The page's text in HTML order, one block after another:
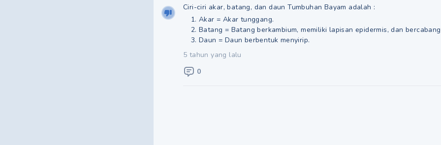
Ciri-ciri akar, batang, dan daun Tumbuhan Bayam adalah :
Akar = Akar tunggang.
Batang = Batang berkambium, memiliki lapisan epidermis, dan
Daun = Daun berbentuk menyirip.
5 tahun yang lalu
0